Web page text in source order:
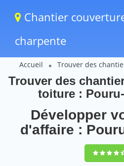
Chantier
charpente
Accueil Trouver des
Trouver des
toiture :
Développer
d'affaire :